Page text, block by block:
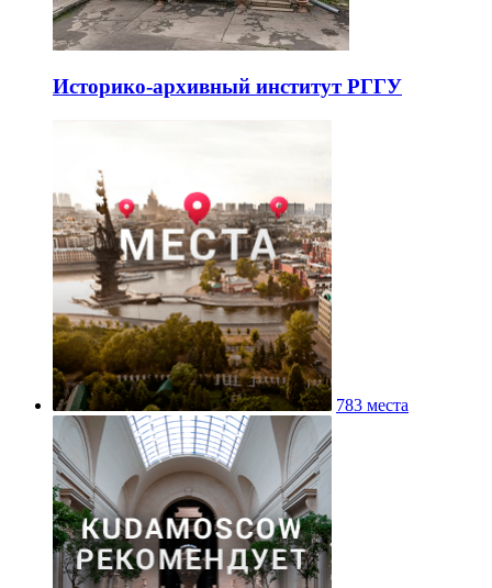
Историко-архивный институт РГГУ
783 места